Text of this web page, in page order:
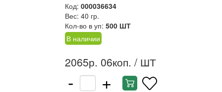
Код: 000036634
Вес: 40 гр.
Кол-во в уп: 500 ШТ
В наличии
2065р. 06коп. / ШТ
- +